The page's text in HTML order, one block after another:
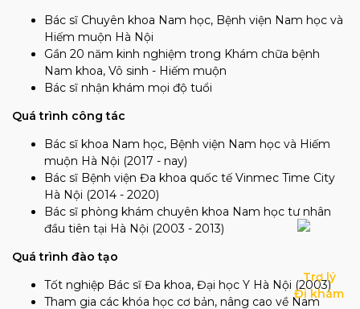
Bác sĩ Chuyên khoa Nam học, Bệnh viện Nam học và
Hiếm muộn Hà Nội
Gần 20 năm kinh nghiệm trong Khám chữa bệnh
Nam khoa, Vô sinh - Hiếm muộn
Bác sĩ nhận khám mọi độ tuổi
Quá trình công tác
Bác sĩ khoa Nam học, Bệnh viện Nam học và Hiếm
muộn Hà Nội (2017 - nay)
Bác sĩ Bệnh viện Đa khoa quốc tế Vinmec Time City
Hà Nội (2014 - 2020)
Bác sĩ phòng khám chuyên khoa Nam học tư nhân
đầu tiên tại Hà Nội (2003 - 2013)
Quá trình đào tạo
Tốt nghiệp Bác sĩ Đa khoa, Đại học Y Hà Nội (2003)
Tham gia các khóa học cơ bản, nâng cao về Nam
Trợ lý
Đi khám